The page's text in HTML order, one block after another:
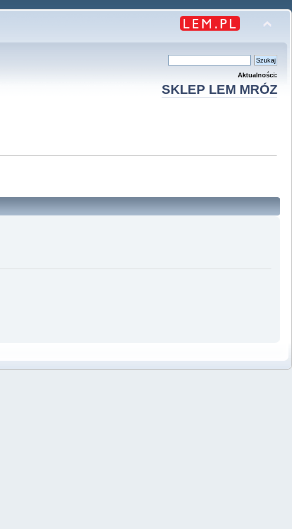
Aktualności:
SKLEP LEM MRÓZ